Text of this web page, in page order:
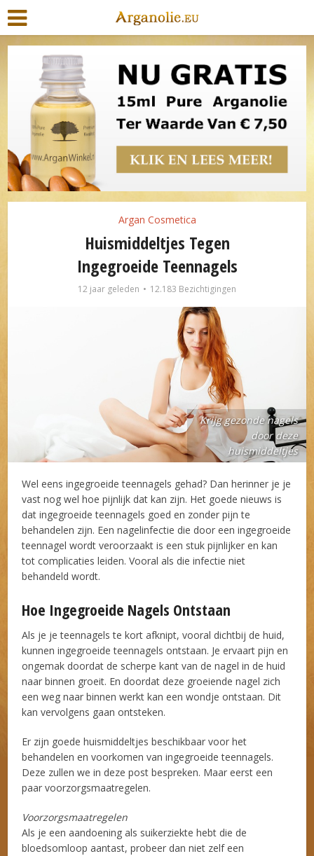
Argan Cosmetica
Huismiddeltjes Tegen
Ingegroeide Teennagels
12 jaar geleden 12.183 Bezichtigingen
Krijg gezonde nagels
door deze
huismiddeltjes
Wel eens ingegroeide teennagels gehad? Dan herinner je je
vast nog wel hoe pijnlijk dat kan zijn. Het goede nieuws is
dat ingegroeide teennagels goed en zonder pijn te
behandelen zijn. Een nagelinfectie die door een ingegroeide
teennagel wordt veroorzaakt is een stuk pijnlijker en kan
tot complicaties leiden. Vooral als die infectie niet
behandeld wordt.
Hoe Ingegroeide Nagels Ontstaan
Als je je teennagels te kort afknipt, vooral dichtbij de huid,
kunnen ingegroeide teennagels ontstaan. Je ervaart pijn en
ongemak doordat de scherpe kant van de nagel in de huid
naar binnen groeit. En doordat deze groeiende nagel zich
een weg naar binnen werkt kan een wondje ontstaan. Dit
kan vervolgens gaan ontsteken.
Er zijn goede huismiddeltjes beschikbaar voor het
behandelen en voorkomen van ingegroeide teennagels.
Deze zullen we in deze post bespreken. Maar eerst een
paar voorzorgsmaatregelen.
Voorzorgsmaatregelen
Als je een aandoening als suikerziekte hebt die de
bloedsomloop aantast, probeer dan niet zelf een